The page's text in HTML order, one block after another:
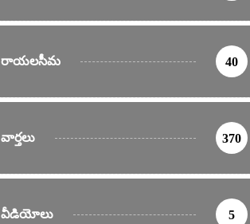
రాయలసీమ 40
వార్తలు 370
వీడియోలు 5